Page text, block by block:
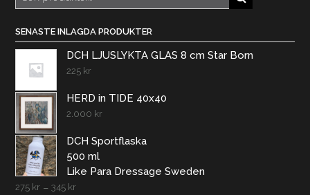
efter:
SENASTE INLAGDA PRODUKTER
DCH LJUSLYKTA GLAS 8 cm Star Born
225 kr
HERD in TIDE 40x40
2.000 kr
DCH Sportflaska
500 ml
Like Para Dressage Sweden
275 kr – 345 kr